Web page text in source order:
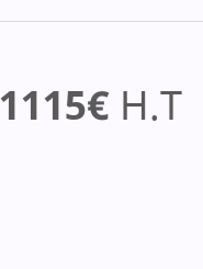
1115€ H.T